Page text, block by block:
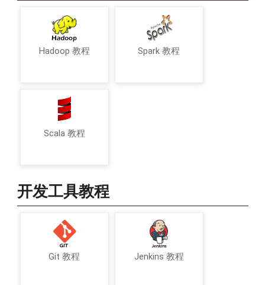
Hadoop 教程 Spark 教程
Scala 教程
开发工具教程
Git 教程 Jenkins 教程